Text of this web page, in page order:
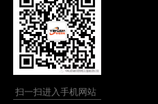
扫一扫进入手机网站